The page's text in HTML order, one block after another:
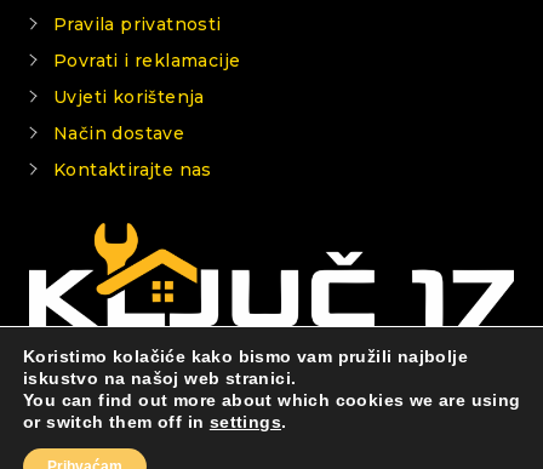
Pravila privatnosti
Povrati i reklamacije
Uvjeti korištenja
Način dostave
Kontaktirajte nas
© 2026 KLJUČ 17
Koristimo kolačiće kako bismo vam pružili najbolje
iskustvo na našoj web stranici.
You can find out more about which cookies we are using
or switch them off in settings.